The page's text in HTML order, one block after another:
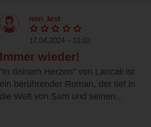
nori_krst
17.04.2024 – 11:02
Immer wieder!
"In deinem Herzen" von Lancali ist
ein berührender Roman, der tief in
die Welt von Sam und seinen...